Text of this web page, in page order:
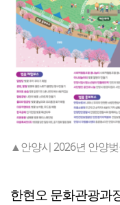
▲안양시 2026년 안양
한현오 문화관광과